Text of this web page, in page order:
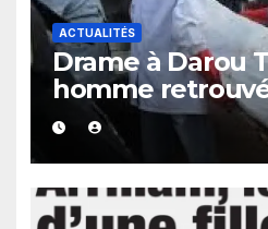
ACTUALITÉS
Drame à Darou
homme
présence de
alimente les
investigations.